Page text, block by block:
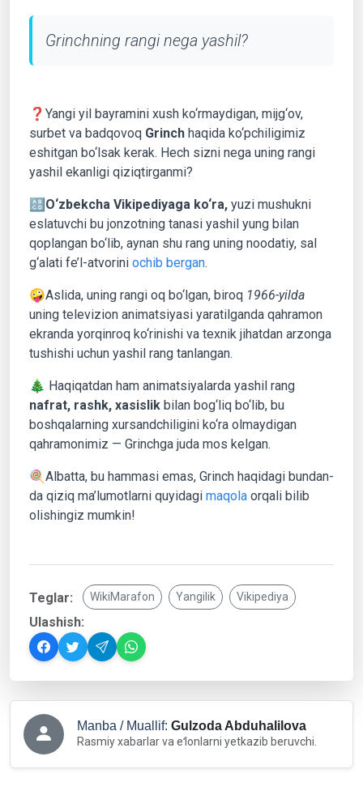
Grinchning rangi nega yashil?
❓Yangi yil bayramini xush ko‘rmaydigan, mijg‘ov,
surbet va badqovoq Grinch haqida ko‘pchiligimiz
eshitgan bo‘lsak kerak. Hech sizni nega uning rangi
yashil ekanligi qiziqtirganmi?
🔠 O‘zbekcha Vikipediyaga ko‘ra, yuzi mushukni
eslatuvchi bu jonzotning tanasi yashil yung bilan
qoplangan bo‘lib, aynan shu rang uning noodatiy, sal
g‘alati fe’l-atvorini ochib bergan.
🤪Aslida, uning rangi oq bo‘lgan, biroq 1966-yilda
uning televizion animatsiyasi yaratilganda qahramon
ekranda yorqinroq ko‘rinishi va texnik jihatdan arzonga
tushishi uchun yashil rang tanlangan.
🎄 Haqiqatdan ham animatsiyalarda yashil rang
nafrat, rashk, xasislik bilan bog‘liq bo‘lib, bu
boshqalarning xursandchiligini ko‘ra olmaydigan
qahramonimiz — Grinchga juda mos kelgan.
🍭Albatta, bu hammasi emas, Grinch haqidagi bundan-
da qiziq ma’lumotlarni quyidagi maqola orqali bilib
olishingiz mumkin!
Teglar: WikiMarafon Yangilik Vikipediya
Ulashish:
Manba / Muallif: Gulzoda Abduhalilova
Rasmiy xabarlar va eʻlonlarni yetkazib beruvchi.